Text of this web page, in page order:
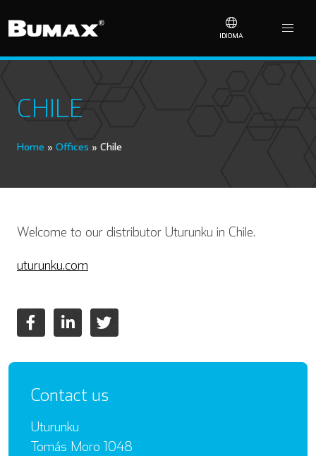
IDIOMA
CHILE
Home » Offices » Chile
Welcome to our distributor Uturunku in Chile.
uturunku.com
Contact us
Uturunku
Tomás Moro 1048